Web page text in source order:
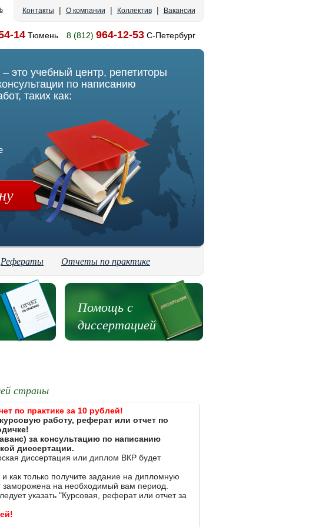
Контакты | О компании | Коллектив| Вакансии
14Тюмень 8 (812) 964-12-53С-Петербург
это учебный центр, репетиторы
по написанию
таких как:
Рефераты Отчеты по практике
Помощь с
диссертацией
страны
по практике за 10 рублей!
работу, реферат или отчет по
за консультацию по написанию
диссертации.
диссертация или диплом ВКР будет
как только получите задание на дипломную
на необходимый вам период.
указать "Курсовая, реферат или отчет за